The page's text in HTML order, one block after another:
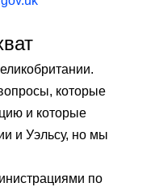
которые
и которые
и Уэльсу, но мы
по